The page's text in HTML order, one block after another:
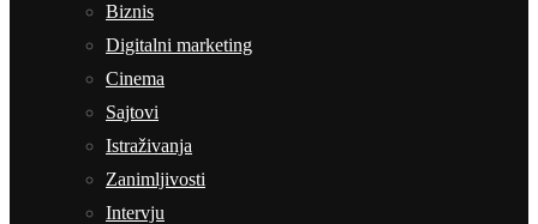
Biznis
Digitalni marketing
Cinema
Sajtovi
Istraživanja
Zanimljivosti
Intervju